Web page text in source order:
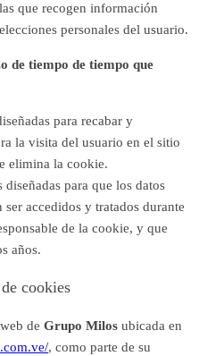
que recogen información
personales del usuario.
de tiempo de tiempo que
para recabar y
la visita del usuario en el sitio
elimina la cookie.
diseñadas para que los datos
accedidos y tratados durante
de la cookie, y que
años.
cookies
de Grupo Milos ubicada en
, como parte de su